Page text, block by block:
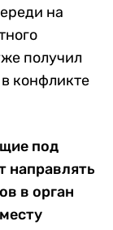
на
получил
конфликте
под
направлять
в орган